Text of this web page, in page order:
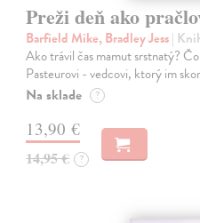
Preži deň ako
Barfield Mike, Bradley Jess|
Ako trávil čas mamut srstnatý?
Pasteurovi - vedcovi, ktorý im
Na sklade ?
13,90 €
14,95 € ?